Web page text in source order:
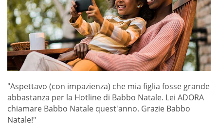
"Aspettavo (con impazienza) che mia figlia fosse grande
abbastanza per la Hotline di Babbo Natale. Lei ADORA
chiamare Babbo Natale quest'anno. Grazie Babbo
Natale!"